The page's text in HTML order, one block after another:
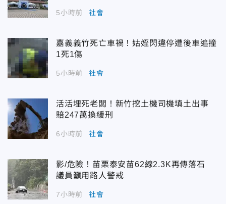
5小時前 社會
嘉義義竹死亡車禍！姑姪閃違停遭後車追撞
1死1傷
5小時前 社會
活活埋死老闆！新竹挖土機司機填土出事
賠247萬換緩刑
6小時前 社會
影/危險！苗栗泰安苗62線2.3K再傳落石
議員籲用路人警戒
7小時前 社會